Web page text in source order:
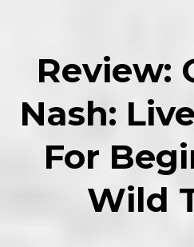
Review:
Nash:
For
Wild